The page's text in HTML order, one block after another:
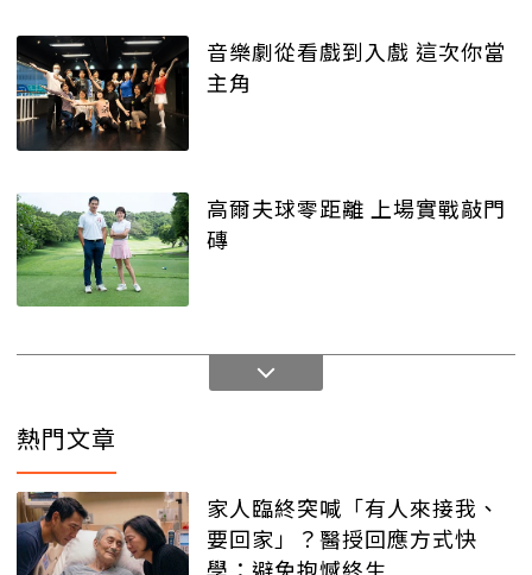
音樂劇從看戲到入戲 這次你當
主角
高爾夫球零距離 上場實戰敲門
磚
熱門文章
家人臨終突喊「有人來接我、
要回家」？醫授回應方式快